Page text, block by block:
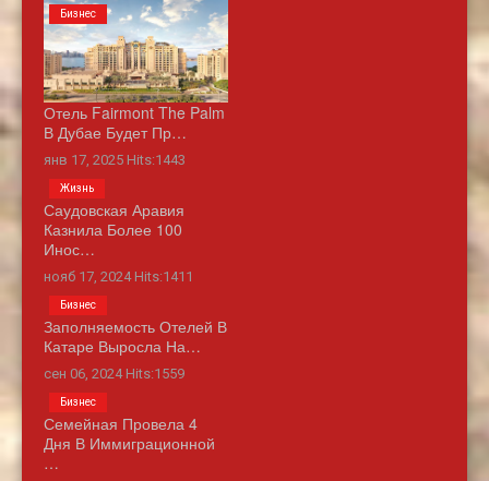
Отель Fairmont The Palm
В Дубае Будет Пр…
янв 17, 2025 Hits:1443
Бизнес
Саудовская Аравия
Казнила Более 100
Инос…
нояб 17, 2024 Hits:1411
Жизнь
Заполняемость Отелей В
Катаре Выросла На…
сен 06, 2024 Hits:1559
Бизнес
Семейная Провела 4
Дня В Иммиграционной
…
Бизнес